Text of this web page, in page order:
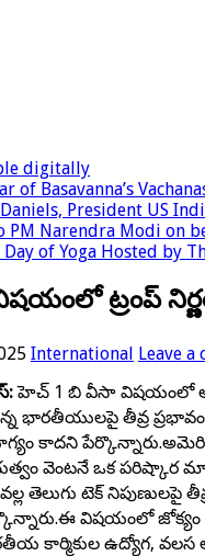
digitally
of Basavanna’s
President US
Narendra Modi on
of Yoga Hosted by
ట్రంప్
International Leave a
హెచ్ 1 బి వీసా విషయంలో
భారతీయులపై తీవ్ర ప్రభావం
కాదని పేర్కొన్నారు.అమెరికా
వెంటనే ఒక పరిష్కార
వల్ల తెలుగు టెక్
విషయంలో జోక్యం
కార్మికుల ఉద్యోగ, వలస